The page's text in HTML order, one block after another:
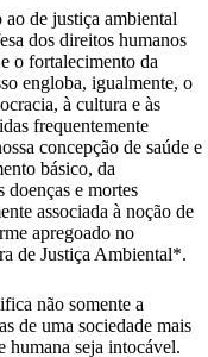
de justiça ambiental
dos direitos humanos
o fortalecimento da
engloba, igualmente, o
à cultura e às
frequentemente
concepção de saúde e
básico, da
doenças e mortes
associada à noção de
apregoado no
de Justiça Ambiental*.
não somente a
de uma sociedade mais
humana seja intocável.